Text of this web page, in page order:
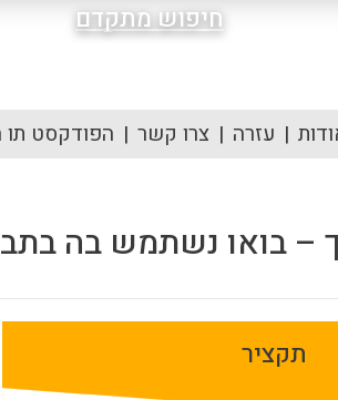
חיפוש מתקדם
עזרה צרו קשר הפודקסט תו
– בואו נשתמש בה
תקציר